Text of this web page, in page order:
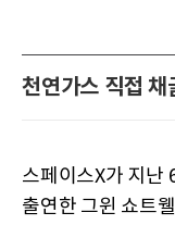
천연가스 직접 채
스페이스X가 지난
출연한 그윈 쇼트